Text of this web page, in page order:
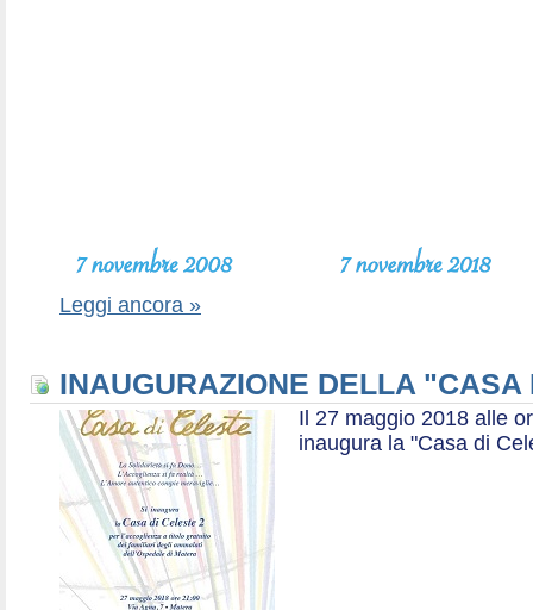
Leggi ancora »
INAUGURAZIONE DELLA
Il 27 maggio 2018 alle
inaugura la "Casa di